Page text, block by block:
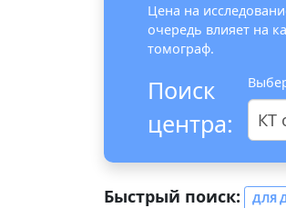
Цена на
очередь влияет на
томограф.
Поиск
центра:
КТ
Быстрый поиск: ДЛЯ